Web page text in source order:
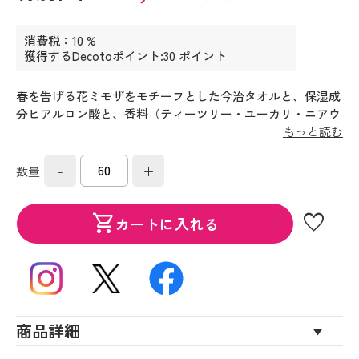
消費税：10 %
獲得するDecotoポイント:30 ポイント
春を告げる花ミモザをモチーフとした今治タオルと、保湿成
分ヒアルロン酸と、香料（ティーツリー・ユーカリ・ニアウ
リ・ラヴィンサラ・ミモザ）のアロマ精油を配合した、ほん
す。
もっと読む
数量 - +
shopping_cartカートに入れる favorite
商品詳細